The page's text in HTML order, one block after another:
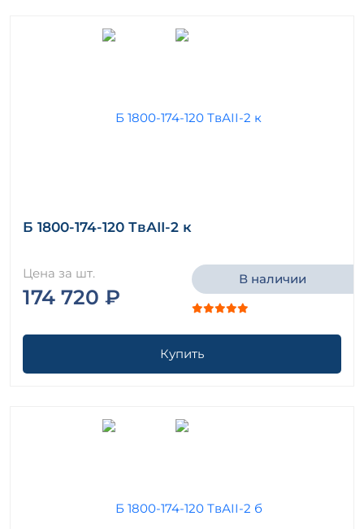
Б 1800-174-120 ТвАII-2 к
Цена за шт.
174 720 ₽
В наличии
Купить